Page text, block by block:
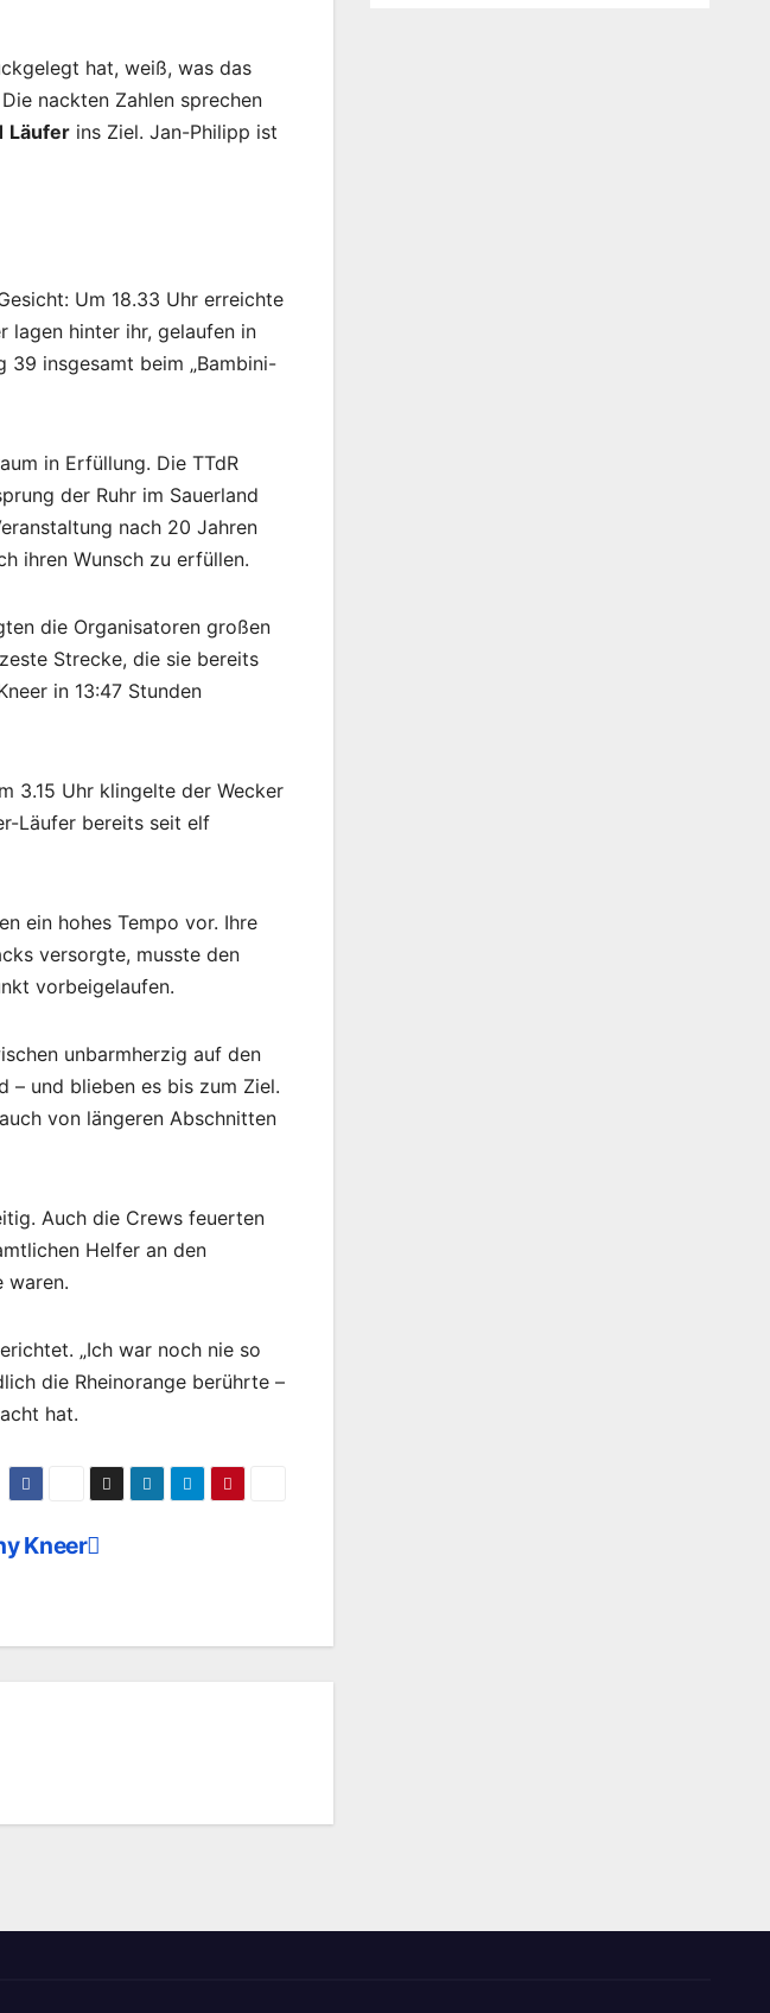
hat, weiß, was das
Die nackten Zahlen sprechen
Läufer ins Ziel. Jan-Philipp ist
Um 18.33 Uhr erreichte
lagen hinter ihr, gelaufen in
39 insgesamt beim „Bambini-
in Erfüllung. Die TTdR
der Ruhr im Sauerland
nach 20 Jahren
ihren Wunsch zu erfüllen.
die Organisatoren großen
Strecke, die sie bereits
in 13:47 Stunden
3.15 Uhr klingelte der Wecker
Läufer bereits seit elf
ein hohes Tempo vor. Ihre
versorgte, musste den
vorbeigelaufen.
unbarmherzig auf den
– und blieben es bis zum Ziel.
von längeren Abschnitten
Auch die Crews feuerten
Helfer an den
waren.
„Ich war noch nie so
die Rheinorange berührte –
hat.
Kneer